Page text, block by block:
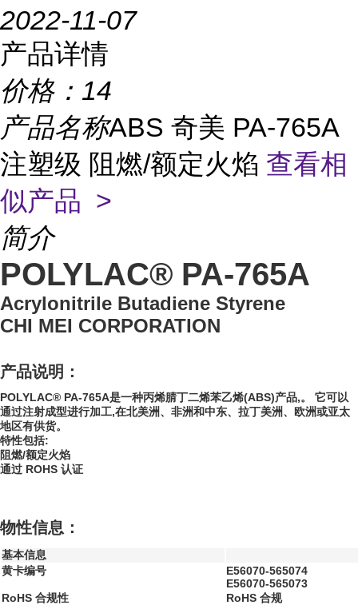
2022-11-07
产品详情
价格： 14
产品名称ABS 奇美 PA-765A
注塑级 阻燃/额定火焰 查看相
似产品 >
简介
POLYLAC® PA-765A
Acrylonitrile Butadiene Styrene
CHI MEI CORPORATION
产品说明：
POLYLAC® PA-765A是一种丙烯腈丁二烯苯乙烯(ABS)产品,。 它可以
通过注射成型进行加工,在北美洲、非洲和中东、拉丁美洲、欧洲或亚太
地区有供货。
特性包括:
阻燃/额定火焰
通过 ROHS 认证
物性信息：
基本信息
黄卡编号
E56070-565074
E56070-565073
RoHS 合规性
RoHS 合规